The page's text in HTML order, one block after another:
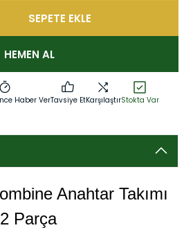
SEPETE EKLE
HEMEN AL
Haber VerTavsiye EtKarşılaştırStokta Var
Anahtar Takımı
Parça